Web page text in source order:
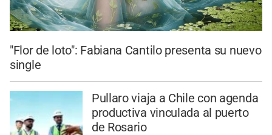
"Flor de loto": Fabiana Cantilo presenta su nuevo
single
Pullaro viaja a Chile con agenda
productiva vinculada al puerto
de Rosario